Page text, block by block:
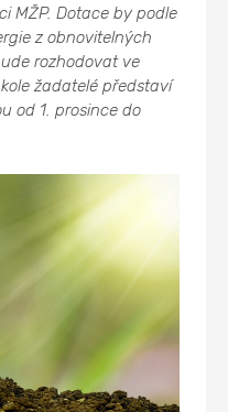
MŽP. Dotace by podle
z obnovitelných
rozhodovat ve
žadatelé představí
od 1. prosince do